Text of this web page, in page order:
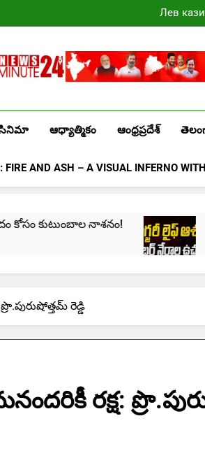
Лев
ఆధ్యాత్మికం ఆంధ్రప్రదేశ్
FIRE AND ASH – A VISUAL INFERNO
నాశనం! crime: ఒక్క
1 Month Ago
రెడ్డి
రక్ష: